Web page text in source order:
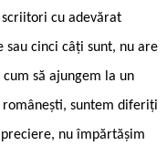
scriitori cu adevărat
sau cinci câți sunt, nu are
să ajungem la un
suntem diferiți
nu împărtășim